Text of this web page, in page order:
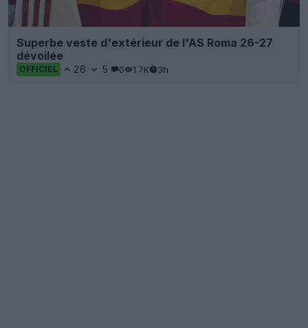
Superbe veste d'extérieur de l'AS Roma 26-27
dévoilée
OFFICIEL 26 5 0 1.7K 3h